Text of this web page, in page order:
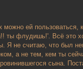
ей пользоваться,
ты флудишь!'. Всё это
не считаю, что был
а не тем, кем ты
сына.